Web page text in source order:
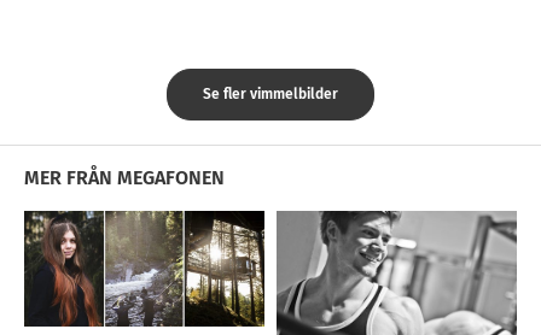
Se fler vimmelbilder
MER FRÅN MEGAFONEN